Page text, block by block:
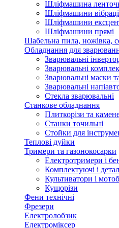
Шліфмашина
Шліфмашини
Шліфмашини
Шліфмашини прямі
Шабельна пила, ножівка,
Обладнання для
Зварювальні
Зварювальні
Зварювальні маски
Зварювальні
Стекла зварювальні
Станкове обладнання
Плиткорізи та
Станки точильні
Стойки для
Теплові дуйки
Тримери та газонокосарки
Електротримери і
Комплектуючі і
Культиватори і
Кущорізи
Фени технічні
Фрезери
Електролобзик
Електроміксер